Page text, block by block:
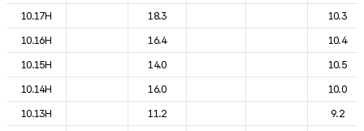
10.17H
18.3
10.3
10.16H
16.4
10.4
10.15H
14.0
10.5
10.14H
16.0
10.0
10.13H
11.2
9.2